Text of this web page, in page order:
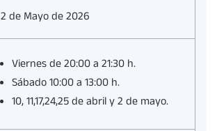
2 de Mayo de 2026
Viernes de 20:00 a 21:30 h.
Sábado 10:00 a 13:00 h.
10, 11,17,24,25 de abril y 2 de mayo.